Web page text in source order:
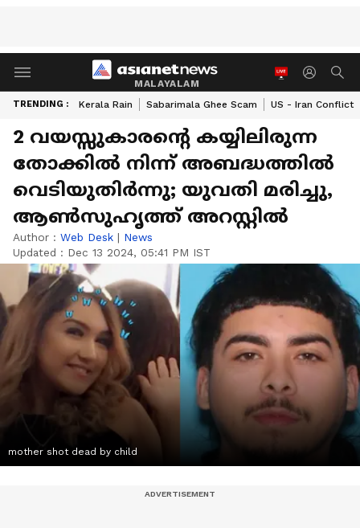
MALAYALAM
TRENDING : Kerala Rain Sabarimala Ghee Scam US - Iran Conflict
2 വയസ്സുകാരന്‍റെ കയ്യിലിരുന്ന
തോക്കിൽ നിന്ന് അബദ്ധത്തിൽ
വെടിയുതിർന്നു; യുവതി മരിച്ചു,
ആണ്‍സുഹൃത്ത് അറസ്റ്റിൽ
Author : Web Desk | News
Updated : Dec 13 2024, 05:41 PM IST
mother shot dead by child